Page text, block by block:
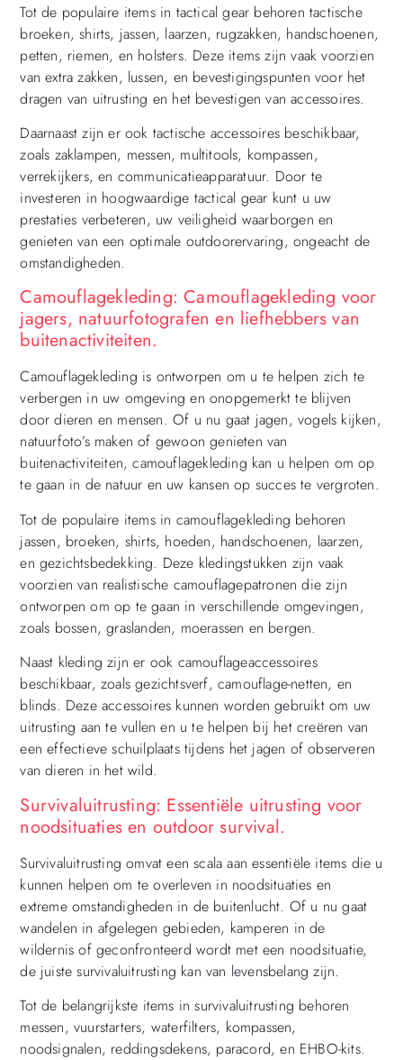
Tot de populaire items in tactical gear behoren tactische
broeken, shirts, jassen, laarzen, rugzakken, handschoenen,
petten, riemen, en holsters. Deze items zijn vaak voorzien
van extra zakken, lussen, en bevestigingspunten voor het
dragen van uitrusting en het bevestigen van accessoires.
Daarnaast zijn er ook tactische accessoires beschikbaar,
zoals zaklampen, messen, multitools, kompassen,
verrekijkers, en communicatieapparatuur. Door te
investeren in hoogwaardige tactical gear kunt u uw
prestaties verbeteren, uw veiligheid waarborgen en
genieten van een optimale outdoorervaring, ongeacht de
omstandigheden.
Camouflagekleding: Camouflagekleding voor
jagers, natuurfotografen en liefhebbers van
buitenactiviteiten.
Camouflagekleding is ontworpen om u te helpen zich te
verbergen in uw omgeving en onopgemerkt te blijven
door dieren en mensen. Of u nu gaat jagen, vogels kijken,
natuurfoto’s maken of gewoon genieten van
buitenactiviteiten, camouflagekleding kan u helpen om op
te gaan in de natuur en uw kansen op succes te vergroten.
Tot de populaire items in camouflagekleding behoren
jassen, broeken, shirts, hoeden, handschoenen, laarzen,
en gezichtsbedekking. Deze kledingstukken zijn vaak
voorzien van realistische camouflagepatronen die zijn
ontworpen om op te gaan in verschillende omgevingen,
zoals bossen, graslanden, moerassen en bergen.
Naast kleding zijn er ook camouflageaccessoires
beschikbaar, zoals gezichtsverf, camouflage-netten, en
blinds. Deze accessoires kunnen worden gebruikt om uw
uitrusting aan te vullen en u te helpen bij het creëren van
een effectieve schuilplaats tijdens het jagen of observeren
van dieren in het wild.
Survivaluitrusting: Essentiële uitrusting voor
noodsituaties en outdoor survival.
Survivaluitrusting omvat een scala aan essentiële items die u
kunnen helpen om te overleven in noodsituaties en
extreme omstandigheden in de buitenlucht. Of u nu gaat
wandelen in afgelegen gebieden, kamperen in de
wildernis of geconfronteerd wordt met een noodsituatie,
de juiste survivaluitrusting kan van levensbelang zijn.
Tot de belangrijkste items in survivaluitrusting behoren
messen, vuurstarters, waterfilters, kompassen,
noodsignalen, reddingsdekens, paracord, en EHBO-kits.